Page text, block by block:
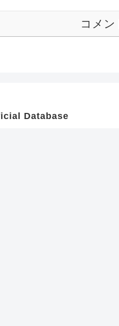
コメン
Database